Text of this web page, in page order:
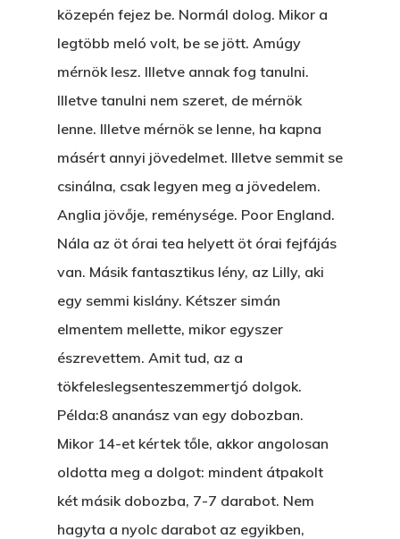
közepén fejez be. Normál dolog. Mikor a
legtöbb meló volt, be se jött. Amúgy
mérnök lesz. Illetve annak fog tanulni.
Illetve tanulni nem szeret, de mérnök
lenne. Illetve mérnök se lenne, ha kapna
másért annyi jövedelmet. Illetve semmit se
csinálna, csak legyen meg a jövedelem.
Anglia jövője, reménysége. Poor England.
Nála az öt órai tea helyett öt órai fejfájás
van. Másik fantasztikus lény, az Lilly, aki
egy semmi kislány. Kétszer simán
elmentem mellette, mikor egyszer
észrevettem. Amit tud, az a
tökfeleslegsenteszemmertjó dolgok.
Példa:8 ananász van egy dobozban.
Mikor 14-et kértek tőle, akkor angolosan
oldotta meg a dolgot: mindent átpakolt
két másik dobozba, 7-7 darabot. Nem
hagyta a nyolc darabot az egyikben,
Főoldal
Bolt
Könyveim
A Veszett Ügy
A Jóember
Ajándék – Karácsonyi
Történetek
Novellák
Novellák
Álomszekrény
EGY LAKTANYÁT,
A PESTIA
Akkor És Ott
Rólam
Blog
Bristolt Látni
Feliratkozás
Kapcsolat
Bakker Gyuri
Hírek